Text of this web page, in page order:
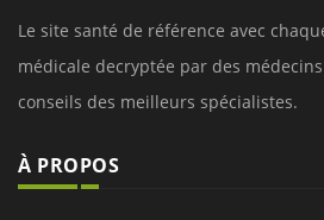
Le site santé de référence avec
médicale decryptée par des
conseils des meilleurs spécialistes.
À PROPOS